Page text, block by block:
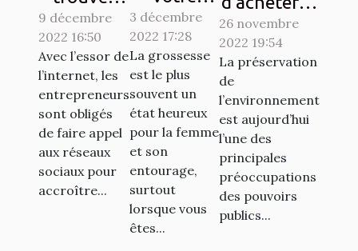
des clients
sur les
réseaux
sociaux ?
9 décembre
2022 16:50
Avec l’essor de
l’internet, les
entrepreneurs
sont obligés
de faire appel
aux réseaux
sociaux pour
accroître...
grossesse
à votre
entourage
: Comment
y procéder
?
3 décembre
2022 17:28
La grossesse
est le plus
souvent un
état heureux
pour la femme
et son
entourage,
surtout
lorsque vous
êtes...
vignette
Crit’Air
26 novembre
2022 19:54
La préservation
de
l’environnement
est aujourd’hui
l’une des
principales
préoccupations
des pouvoirs
publics...